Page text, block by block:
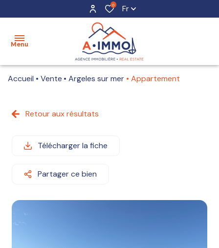
0 Fr
Menu
vente
appartements
maisons
professionnel
vendus
estimation
contact
Accueil Vente Argeles sur mer Appartement
Retour aux résultats
Télécharger la fiche
Partager ce bien